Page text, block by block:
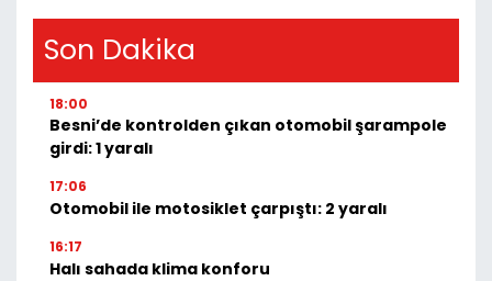
Son Dakika
18:00
Besni’de kontrolden çıkan otomobil şarampole
girdi: 1 yaralı
17:06
Otomobil ile motosiklet çarpıştı: 2 yaralı
16:17
Halı sahada klima konforu